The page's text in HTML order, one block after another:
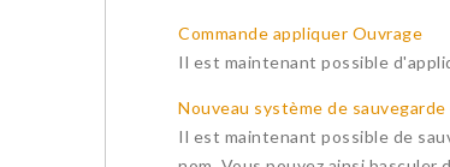
Commande appliquer Ouvrage
Il est maintenant possible
Nouveau système de
Il est maintenant possible de